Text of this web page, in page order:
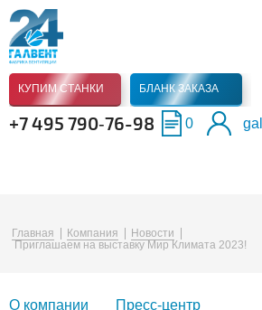
КУПИМ СТАНКИ БЛАНК ЗАКАЗА
+7 495 790‑76-98 0
Главная Компания
Новости
Приглашаем на выставку Мир Климата 2023!
О компании
Пресс-центр